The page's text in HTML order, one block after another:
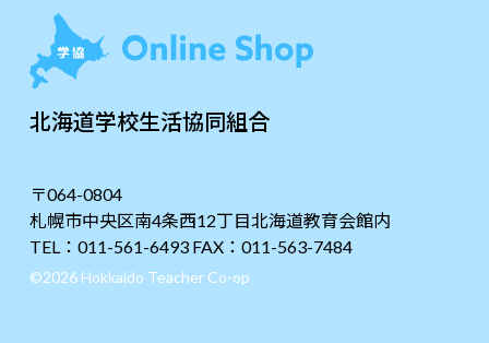
北海道学校生活協同組合
〒064-0804
札幌市中央区南4条西12丁目北海道教育会館内
TEL：011-561-6493 FAX：011-563-7484
©2026 Hokkaido Teacher Co-op